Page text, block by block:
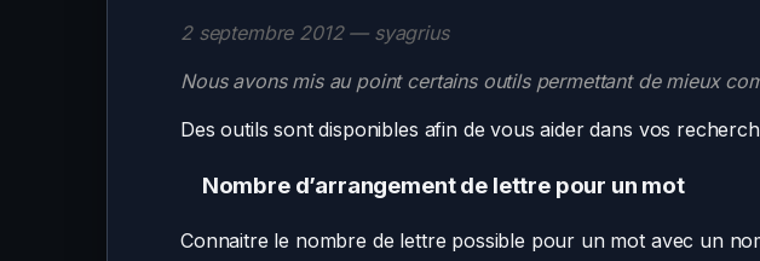
2 septembre 2012 — syagrius
Nous avons mis au point certains outils permettant de mieux
Des outils sont disponibles afin de vous aider dans vos
Nombre d’arrangement de lettre pour un mot
Connaitre le nombre de lettre possible pour un mot avec un